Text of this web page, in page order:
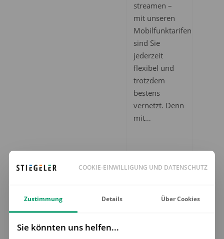
streamen –
mit unseren
Mobilfunktarifen
sind Sie
jederzeit
flexibel und
trotzdem
bestens
vernetzt. Denn
mit…
COOKIE-EINWILLIGUNG UND DATENSCHUTZ
Zustimmung Details Über Cookies
Sie könnten uns helfen...